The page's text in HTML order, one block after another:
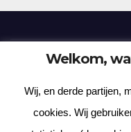
Korte verhalen,
Welkom,
Wij, en derde partijen,
cookies. Wij